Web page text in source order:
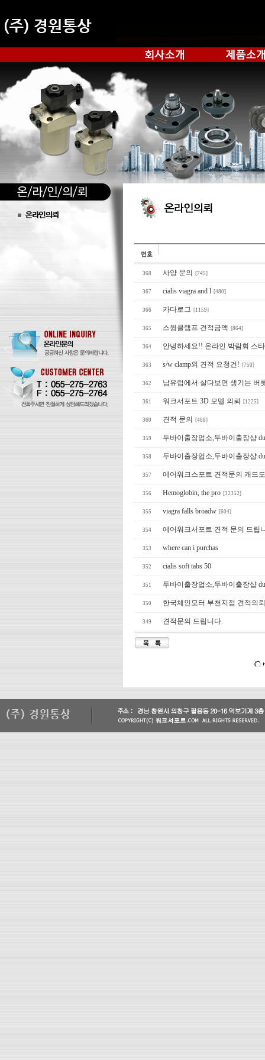
368 사양 문의 [745]
367 cialis viagra and l [480]
366 카다로그 [1159]
365 스윙클램프 견적금액 [864]
364 안녕하세요!! 온라인 박람회 스
363 s/w clamp외 견적 요청건! [750]
362 남유럽에서 살다보면 생기는 버
361 워크서포트 3D 모델 의뢰 [1225]
360 견적 문의 [488]
359 두바이출장업소,두바이출장샵
358 두바이출장업소,두바이출장샵
357 에어워크스포트 견적문의 캐드
356 Hemoglobin, the pro [32352]
355 viagra falls broadw [604]
354 에어워크서포트 견적 문의 드립
353 where can i purchas
352 cialis soft tabs 50
351 두바이출장업소,두바이출장샵
350 한국체인모터 부천지점 견적의
349 견적문의 드립니다.